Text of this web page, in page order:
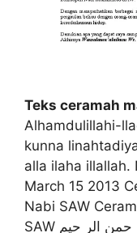
Teks ceramah
Alhamdulillahi-
kunna
alla ilaha illallah.
March 15 2013
Nabi SAW
SAW بسم الله الر حمن الر حيم Yang terhoramat